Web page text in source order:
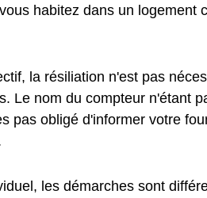
habitez dans un logement
la résiliation n'est pas
Le nom du compteur n'étant
pas obligé d'informer votre
les démarches sont